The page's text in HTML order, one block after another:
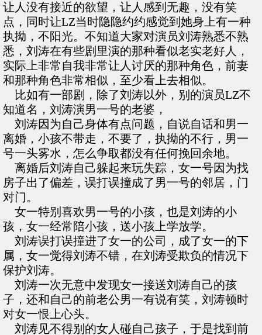
让人没有接近的欲望，让人感到无趣，没有笑
点，同时让LZ当时隐隐约约感觉到她身上有一种
执拗，不阳光。不知道大家对演员刘涛熟悉不熟
悉，刘涛在有些剧里演的那种看似老实老好人，
实际上非常自我非常让人讨厌的那种角色，前妻
和那种角色非常相似，至少看上去相似。
比如有一部剧，除了刘涛以外，别的演员LZ不
知道名，刘涛演男一号的老婆，
刘涛因为自己身体有点问题，自说自话和男一
离婚，小孩不带走，不要了，执拗的不行，男一
号一头雾水，怎么争取都没有任何挽回余地。
离婚后刘涛自己躲起来玩失踪，女一号因为找
房子出了偏差，误打误撞成了男一号的邻居，门
对门。
女一特别喜欢男一号的小孩，也是刘涛的小
孩，女一经常陪小孩，送小孩上学放学。
刘涛误打误撞进了女一的公司，成了女一的下
属，女一觉得刘涛不错，在刘涛受欺负的情况下
保护刘涛。
刘涛一次无意中发现女一接送刘涛自己的孩
子，还和自己的前老公男一有说有笑，刘涛顿时
对女一恨上心头。
刘涛见不得别的女人碰自己孩子，于是找到前